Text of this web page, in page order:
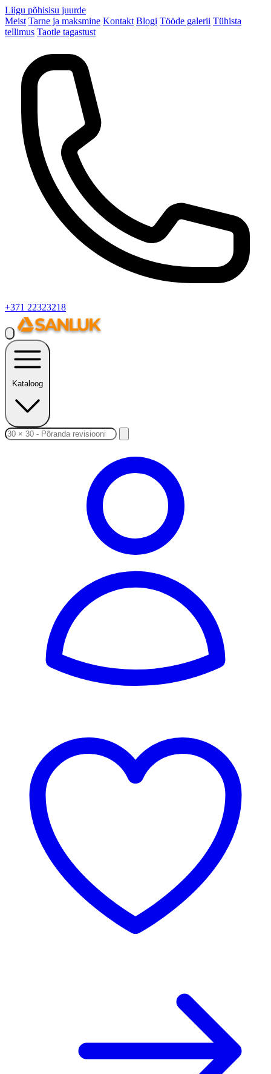
Liigu põhisisu juurde
Meist Tarne ja maksmine Kontakt Blogi Tööde galerii Tühista
tellimus Taotle tagastust
+371 22323218
Kataloog